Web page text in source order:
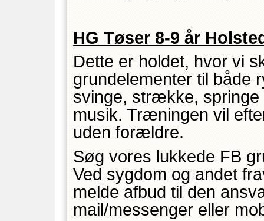
HG Tøser 8-9 år
Dette er holdet, hvor vi
grundelementer til både
svinge, strække, springe
musik. Træningen vil
uden forældre.
Søg vores lukkede FB
Ved sygdom og andet
melde afbud til den
mail/messenger eller